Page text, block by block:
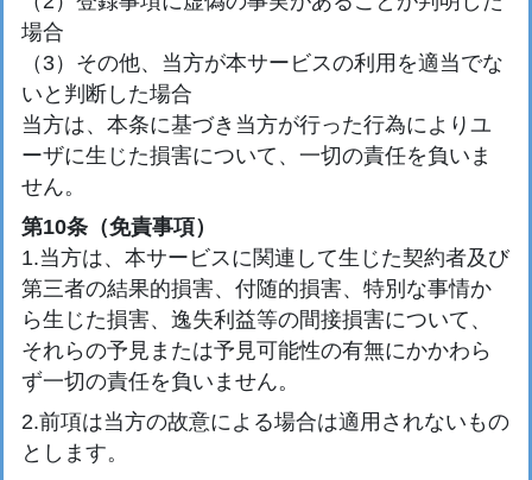
場合
（3）その他、当方が本サービスの利用を適当でな
いと判断した場合
当方は、本条に基づき当方が行った行為によりユ
ーザに生じた損害について、一切の責任を負いま
せん。
第10条（免責事項）
1.当方は、本サービスに関連して生じた契約者及び
第三者の結果的損害、付随的損害、特別な事情か
ら生じた損害、逸失利益等の間接損害について、
それらの予見または予見可能性の有無にかかわら
ず一切の責任を負いません。
2.前項は当方の故意による場合は適用されないもの
とします。